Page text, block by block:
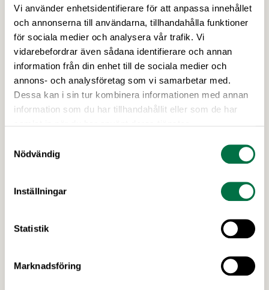
Vi använder enhetsidentifierare för att anpassa innehållet
och annonserna till användarna, tillhandahålla funktioner
för sociala medier och analysera vår trafik. Vi
vidarebefordrar även sådana identifierare och annan
information från din enhet till de sociala medier och
annons- och analysföretag som vi samarbetar med.
Dessa kan i sin tur kombinera informationen med annan
information som du har tillhandahållit eller som de har
Nödvändig
Inställningar
Statistik
Marknadsföring
Patrik Strömer
Näringspolitisk expert
Sara
Vill du få riktad information från
Livsmedels­företagens experter?
ekologiska livsmedel, mat och hälsa, med
Kurser och seminarier